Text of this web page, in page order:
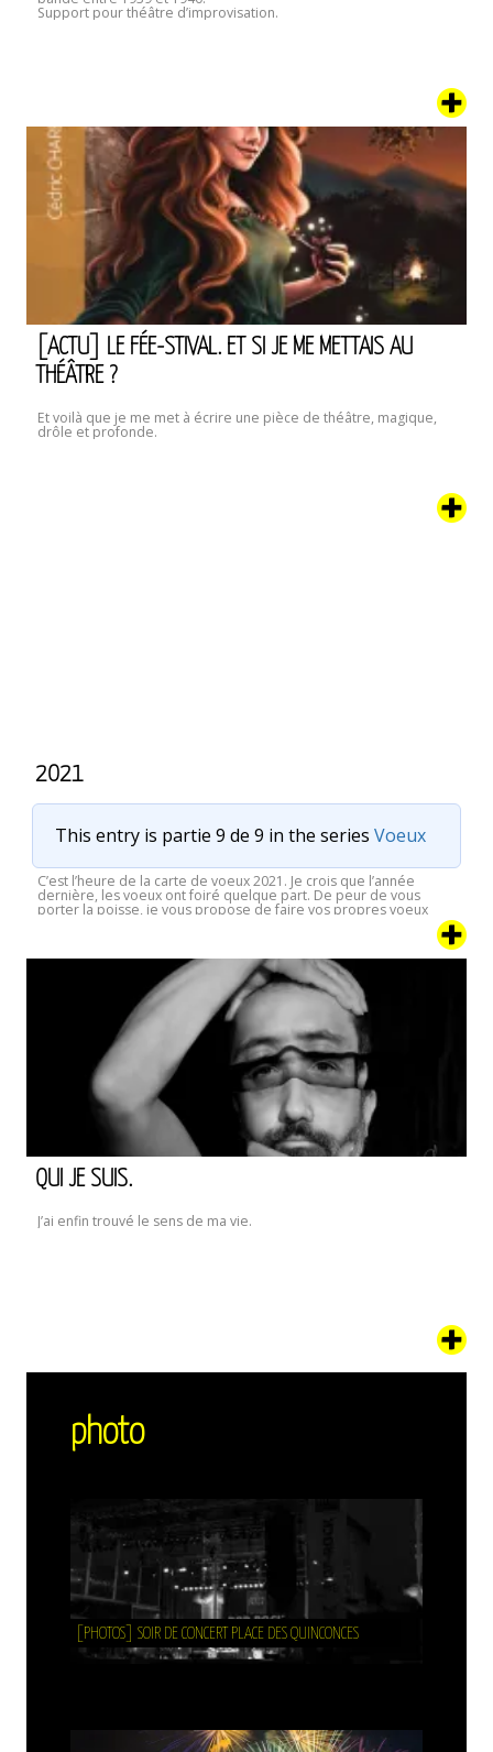
Support pour théâtre d’improvisation.
[ACTU] LE FÉE-STIVAL. ET SI JE ME METTAIS AU
THÉÂTRE ?
Et voilà que je me met à écrire une pièce de théâtre, magique,
drôle et profonde.
2021
This entry is partie 9 de 9 in the series Voeux
C’est l’heure de la carte de voeux 2021. Je crois que l’année
dernière, les voeux ont foiré quelque part. De peur de vous
porter la poisse, je vous propose de faire vos propres voeux
pour 2021. Je fais pareil. Du coup, merci pour mes voeux. Et bien
QUI JE SUIS.
J’ai enfin trouvé le sens de ma vie.
photo
[PHOTOS] SOIR DE CONCERT PLACE DES QUINCONCES